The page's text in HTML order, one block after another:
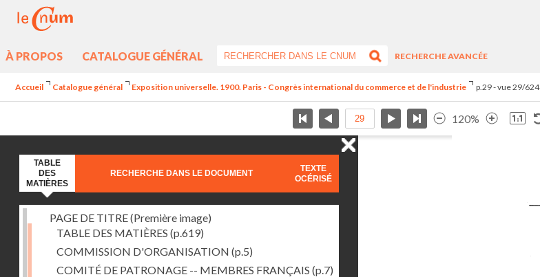
À PROPOS CATALOGUE GÉNÉRAL
RECHERCHE AVANCÉE
Accueil Catalogue général Exposition universelle. 1900. Paris - Congrès international du commerce et de l'industrie p.29 - vue 29/624
120%
TABLE
DES
MATIÈRES
RECHERCHE DANS LE DOCUMENT
TEXTE
OCÉRISÉ
PAGE DE TITRE (Première image)
TABLE DES MATIÈRES (p.619)
COMMISSION D'ORGANISATION (p.5)
COMITÉ DE PATRONAGE -- MEMBRES FRANÇAIS (p.7)